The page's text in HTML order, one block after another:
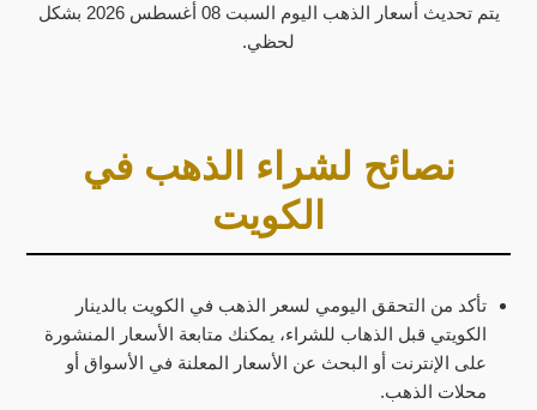
يتم تحديث أسعار الذهب اليوم السبت 08 أغسطس 2026 بشكل
لحظي.
نصائح لشراء الذهب في
الكويت
تأكد من التحقق اليومي لسعر الذهب في الكويت بالدينار
الكويتي قبل الذهاب للشراء، يمكنك متابعة الأسعار المنشورة
على الإنترنت أو البحث عن الأسعار المعلنة في الأسواق أو
محلات الذهب.